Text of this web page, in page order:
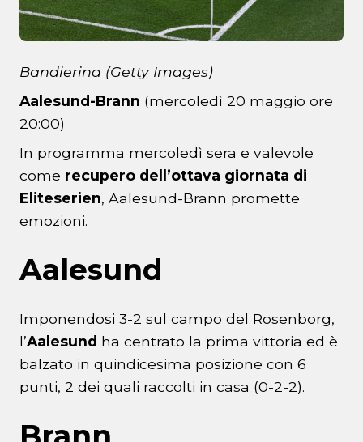
Bandierina (Getty Images)
Aalesund-Brann (mercoledì 20 maggio ore
20:00)
In programma mercoledì sera e valevole
come recupero dell’ottava giornata di
Eliteserien, Aalesund-Brann promette
emozioni.
Aalesund
Imponendosi 3-2 sul campo del Rosenborg,
l’Aalesund ha centrato la prima vittoria ed è
balzato in quindicesima posizione con 6
punti, 2 dei quali raccolti in casa (0-2-2).